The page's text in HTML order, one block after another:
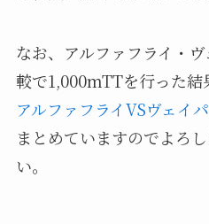
なお、アルファフライ・
較で1,000mTTを行った結
アルファフライVSヴェイ
まとめていますのでよろ
い。